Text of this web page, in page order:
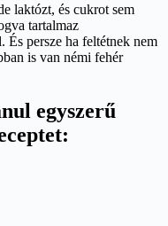
laktózt, és cukrot sem
tartalmaz
persze ha feltétnek nem
is van némi fehér
egyszerű